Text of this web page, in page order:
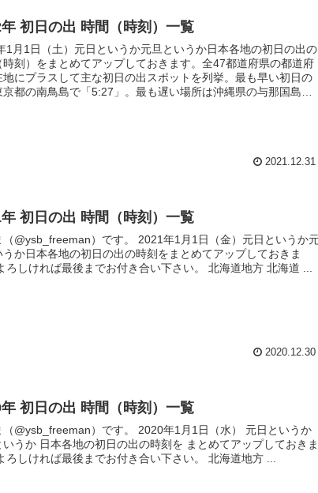
初日の出 時間（時刻）一覧
1月1日（土）元日というか元旦というか日本各地の初日の出の
時刻）をまとめてアップしておきます。全47都道府県の都道府
地にプラスして主な初日の出スポットを列挙。最も早い初日の
京都の南鳥島で「5:27」。最も遅い場所は沖縄県の与那国島で
2021.12.31
初日の出 時間（時刻）一覧
）です。 2021年1月1日（金）元日というか元
うか日本各地の初日の出の時刻をまとめてアップしておきま
す。 よろしければ最後までお付き合い下さい。 北海道地方 北海道 ...
2020.12.30
初日の出 時間（時刻）一覧
）です。 2020年1月1日（水） 元日というか
いうか 日本各地の初日の出の時刻を まとめてアップしておきま